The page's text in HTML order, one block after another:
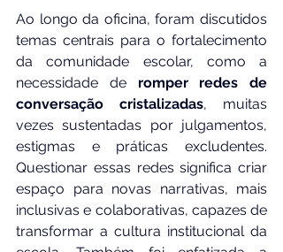
Ao longo da oficina, foram discutidos
temas centrais para o fortalecimento
da comunidade escolar, como a
necessidade de romper redes de
conversação cristalizadas, muitas
vezes sustentadas por julgamentos,
estigmas e práticas excludentes.
Questionar essas redes significa criar
espaço para novas narrativas, mais
inclusivas e colaborativas, capazes de
transformar a cultura institucional da